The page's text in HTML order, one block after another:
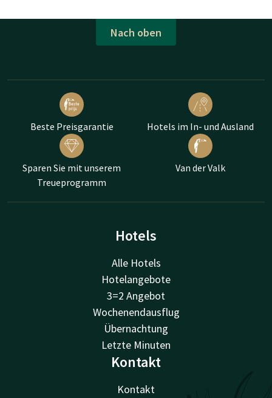
Nach oben
Beste Preisgarantie Hotels im In- und Ausland
Sparen Sie mit unserem
Treueprogramm
Van der Valk
Hotels
Alle Hotels
Hotelangebote
3=2 Angebot
Wochenendausflug
Übernachtung
Letzte Minuten
Kontakt
Kontakt